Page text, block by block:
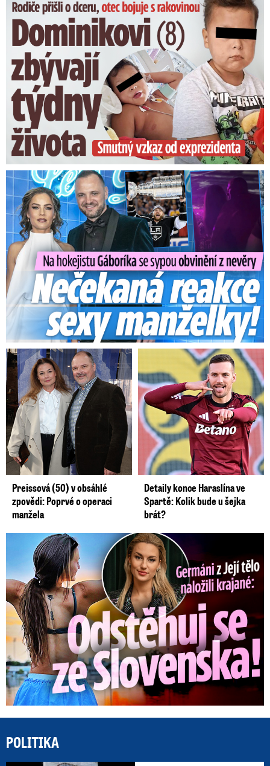
Dominikovi (8) zbývají týdny života: Vzkaz od exprezidenta
Na Gáboríka se sypou obvinění z nevěry: Reakce manželky!
Preissová (50) v obsáhlé
zpovědi: Poprvé o operaci
manžela
Detaily konce Haraslína ve
Spartě: Kolik bude u šejka
brát?
Germáni z Jejího těla: Odstěhuj se, vzkázali jí krajané
POLITIKA